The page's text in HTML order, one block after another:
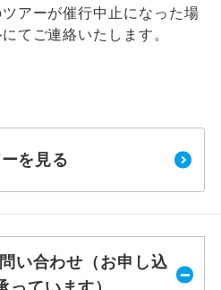
アーが催行中止になった場
てご連絡いたします。
を見る
い合わせ（お申し込